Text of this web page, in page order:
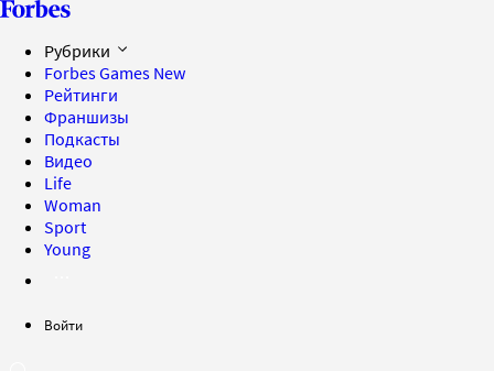
Рубрики
Forbes Games New
Рейтинги
Франшизы
Подкасты
Видео
Life
Woman
Sport
Young
Войти